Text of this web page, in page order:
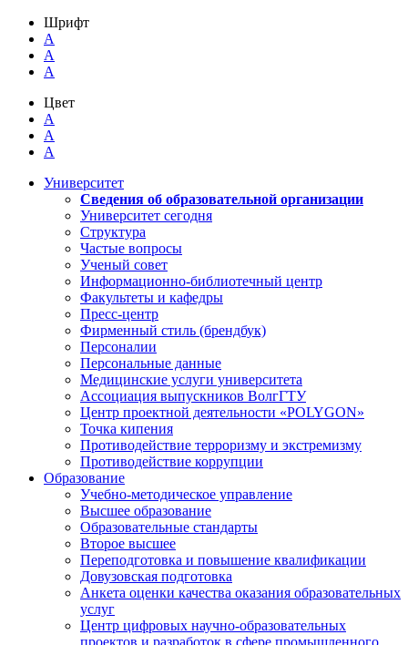
Шрифт
A
A
A
Цвет
A
A
A
Университет
Сведения об образовательной организации
Университет сегодня
Структура
Частые вопросы
Ученый совет
Информационно-библиотечный центр
Факультеты и кафедры
Пресс-центр
Фирменный стиль (брендбук)
Персоналии
Персональные данные
Медицинские услуги университета
Ассоциация выпускников ВолгГТУ
Центр проектной деятельности «POLYGON»
Точка кипения
Противодействие терроризму и экстремизму
Противодействие коррупции
Образование
Учебно-методическое управление
Высшее образование
Образовательные стандарты
Второе высшее
Переподготовка и повышение квалификации
Довузовская подготовка
Анкета оценки качества оказания образовательных
услуг
Центр цифровых научно-образовательных
проектов и разработок в сфере промышленного